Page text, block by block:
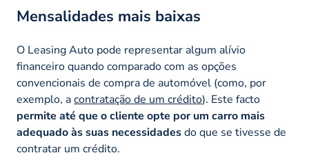
Mensalidades mais baixas
O Leasing Auto pode representar algum alívio
financeiro quando comparado com as opções
convencionais de compra de automóvel (como, por
exemplo, acontratação de um crédito). Este facto
permite até que o cliente opte por um carro mais
adequado às suas necessidadesdo que se tivesse de
contratar um crédito.